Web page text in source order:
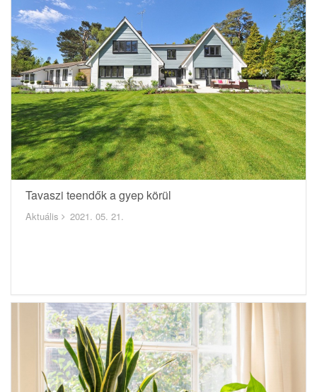
Tavaszi teendők a gyep körül
Aktuális 2021. 05. 21.